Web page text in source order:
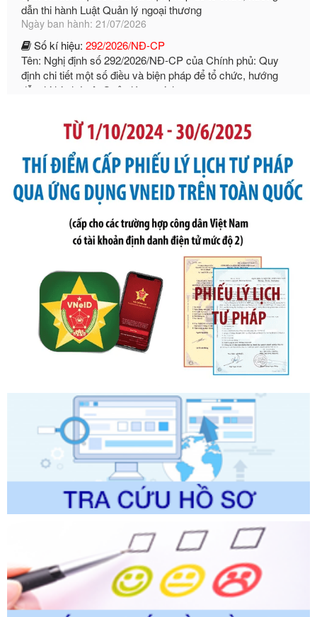
Số kí hiệu:292/2026/NĐ-CP
Tên: Nghị định số 292/2026/NĐ-CP của Chính phủ: Quy
định chi tiết một số điều và biện pháp để tổ chức, hướng
dẫn thi hành Luật Quản lý ngoại thương
Ngày ban hành: 21/07/2026
bỏ Thông tư số 87/2019/TT- BТC ngày 19 tháng 12 năm
2019 của Bộ trưởng Bộ Tài chính hướng dẫn thực hiện xử
phạt vi phạm hành chính trong lĩnh vực kho bạc nhà nước
Ngày ban hành: 21/07/2026
Số kí hiệu:291/2026/NĐ-CP
Tên: Nghị định số 291/2026/NĐ-CP của Chính phủ: Sửa
đổi, bổ sung một số điều của Nghị định số 125/2020/NĐ-СР
ngày 19 tháng 10 năm 2020 của Chính phủ quy định xử
phạt vi phạm hành chính về thuế, hóa đơn được sửa đổi, bổ
sung bởi Nghị định số 102/2021/NĐ-CP
Ngày ban hành: 20/07/2026
Số kí hiệu:2303/QĐ-UBND
Tên: Quyết định công bố Danh mục thủ tục hành chính mới
ban hành, được sửa đổi, bổ sung, bị bãi bỏ và phê duyệt
Quy trình nội bộ, quy trình điện tử giải quyết thủ tục hành
chính trong một số lĩnh vực thuộc phạm vi chức năng quản
Số kí hiệu:2304/QĐ-UBND
Tên: Quyết định công bố Danh mục thủ tục hành chính
được sửa đổi, bổ sung và phê duyệt Quy trình nội bộ, quy
trình điện tử giải quyết thủ tục hành chính trong lĩnh vực Du
lịch thuộc phạm vi chức năng quản lý của Sở Văn hóa, Thể
thao và Du lịch
Ngày ban hành: 01/06/2026
Số kí hiệu:2310/QĐ-UBND
Tên: Về việc công bố Danh mục thủ tục hành chính sửa
đổi, bổ sung và phê duyệt Quy trình nội bộ, quy trình điện tử
trong giải quyết thủtục hành chính lĩnh vực biến đổi khí hậu
thuộc phạm vi giải quyết của Sở Nông nghiệp và Môi
trường
Ngày ban hành: 01/06/2026